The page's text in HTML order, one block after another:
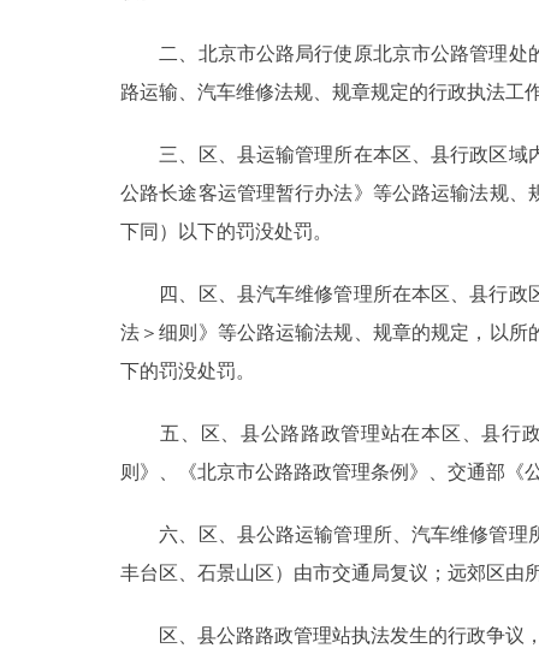
便民服务
政民互动
参与调查
走进北京
北京概况
多语种
ENGLISH
二、北京市公路局行使原北京市公路管理处
路运输、汽车维修法规、规章规定的行政执法工
三、区、县运输管理所在本区、县行政区域
公路长途客运管理暂行办法》等公路运输法规
下同）以下的罚没处罚。
四、区、县汽车维修管理所在本区、县行政
法＞细则》等公路运输法规、规章的规定，以
下的罚没处罚。
五、区、县公路路政管理站在本区、县行政
则》、《北京市公路路政管理条例》、交通部《
六、区、县公路运输管理所、汽车维修管理
丰台区、石景山区）由市交通局复议；远郊区由
区、县公路路政管理站执法发生的行政争议